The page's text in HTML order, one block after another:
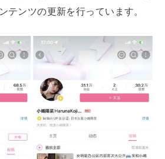
テンツの更新を行っています。